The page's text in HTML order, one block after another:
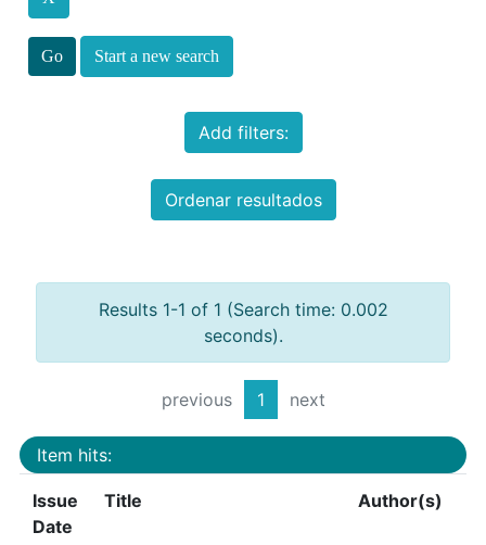
Start a new search
Add filters:
Ordenar resultados
Results 1-1 of 1 (Search time: 0.002
seconds).
previous 1 next
Item hits:
Issue
Date
Title Author(s)